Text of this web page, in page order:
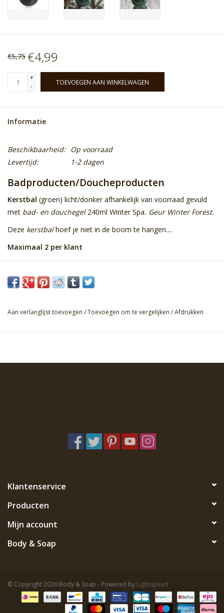
€5,75 €4,99
+
-
TOEVOEGEN AAN WINKELWAGEN
Informatie
Beschikbaarheid: Op voorraad
Levertijd:
1-2 dagen
Badproducten/Doucheproducten
Kerstbal (groen) licht/donker afhankelijk van voorraad gevuld
met bad- en douchegel240ml Winter Spa. Geur Winter Forest.
Deze kerstbalhoef je niet in de boom te hangen....
Maximaal 2 per klant
Aan verlanglijst toevoegen /Toevoegen om te vergelijken /Afdrukken
Klantenservice
Producten
Mijn account
Body & Soap
© Copyright 2026 Body & Soap - Powered by Lightspeed